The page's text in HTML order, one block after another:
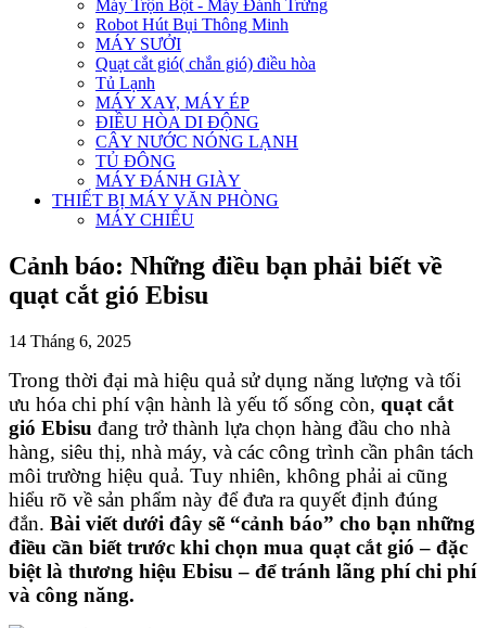
Máy Trộn Bột - Máy Đánh Trứng
Robot Hút Bụi Thông Minh
MÁY SƯỞI
Quạt cắt gió( chắn gió) điều hòa
Tủ Lạnh
MÁY XAY, MÁY ÉP
ĐIỀU HÒA DI ĐỘNG
CÂY NƯỚC NÓNG LẠNH
TỦ ĐÔNG
MÁY ĐÁNH GIÀY
THIẾT BỊ MÁY VĂN PHÒNG
MÁY CHIẾU
Cảnh báo: Những điều bạn phải biết về
quạt cắt gió Ebisu
14 Tháng 6, 2025
Trong thời đại mà hiệu quả sử dụng năng lượng và tối
ưu hóa chi phí vận hành là yếu tố sống còn, quạt cắt
gió Ebisu đang trở thành lựa chọn hàng đầu cho nhà
hàng, siêu thị, nhà máy, và các công trình cần phân tách
môi trường hiệu quả. Tuy nhiên, không phải ai cũng
hiểu rõ về sản phẩm này để đưa ra quyết định đúng
đắn. Bài viết dưới đây sẽ “cảnh báo” cho bạn những
điều cần biết trước khi chọn mua quạt cắt gió – đặc
biệt là thương hiệu Ebisu – để tránh lãng phí chi phí
và công năng.